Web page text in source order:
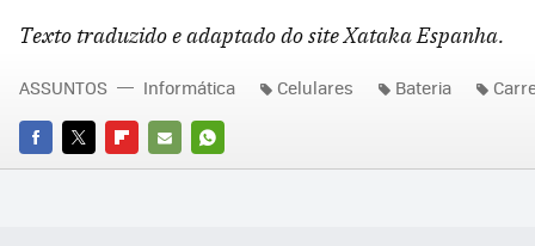
Texto traduzido e adaptado do site Xataka Espanha.
FACEBOOK
TWITTERFLIPBOARD
E-
WHATSAPP
ASSUNTOS Informática Celulares Bateria